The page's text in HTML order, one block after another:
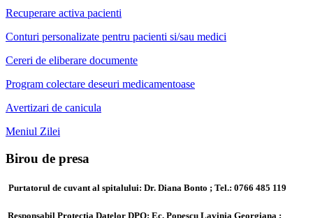
Recuperare activa pacienti
Conturi personalizate pentru pacienti si/sau medici
Cereri de eliberare documente
Program colectare deseuri medicamentoase
Avertizari de canicula
Meniul Zilei
Birou de presa
Purtatorul de cuvant al spitalului: Dr. Diana Bonto ; Tel.: 0766 485 119
Responsabil Protectia Datelor DPO: Ec. Popescu Lavinia Georgiana ;